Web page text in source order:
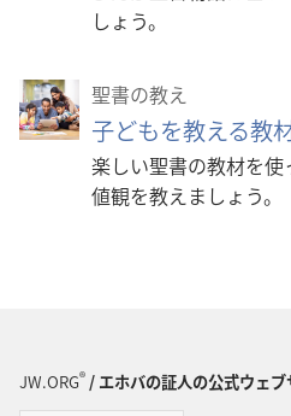
しょう。
聖書の教え
子どもを教える教
楽しい聖書の教材を
値観を教えましょう。
JW.ORG®/ エホバの証人の公式ウェブ